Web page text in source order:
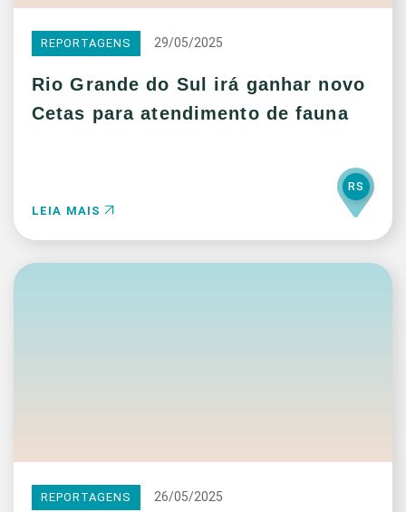
REPORTAGENS 29/05/2025
Rio Grande do Sul irá ganhar novo
Cetas para atendimento de fauna
LEIA MAIS
RS
REPORTAGENS 26/05/2025